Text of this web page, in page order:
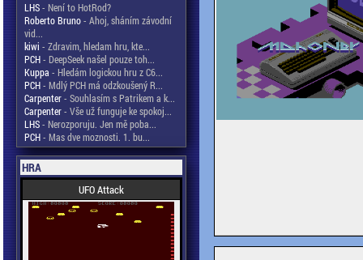
LHS- Není to HotRod?
Roberto Bruno- Ahoj, sháním závodní
vid...
kiwi - Zdravim, hledam hru, kte...
PCH- DeepSeek našel pouze toh...
Kuppa - Hledám logickou hru z C6...
PCH- Mdlý PCH má odzkoušený R...
Carpenter- Souhlasím s Patrikem a k...
Carpenter- Vše už funguje ke spokoj...
LHS- Nerozporuju. Jen mě poba...
PCH- Mas dve moznosti. 1. bu...
HRA
UFO Attack